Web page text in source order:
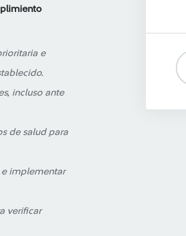
e
incluso ante
de salud para
e implementar
verificar